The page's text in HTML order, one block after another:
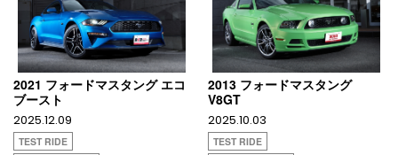
2021 フォードマスタング エコ
ブースト
2025.12.09
TEST RIDE
2013 フォードマスタング
V8GT
2025.10.03
TEST RIDE